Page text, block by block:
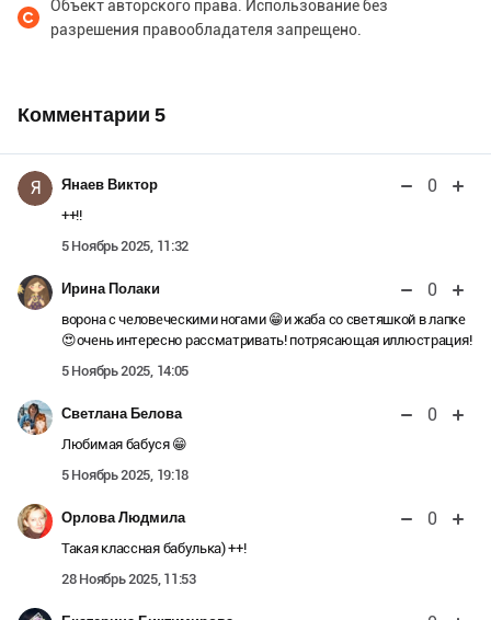
Объект авторского права. Использование без
разрешения правообладателя запрещено.
Комментарии 5
Я Янаев Виктор 0
++!!
5 Ноябрь 2025, 11:32
Ирина Полаки 0
ворона с человеческими ногами 😁и жаба со светяшкой в лапке
😍очень интересно рассматривать! потрясающая иллюстрация!
5 Ноябрь 2025, 14:05
Светлана Белова 0
Любимая бабуся 😁
5 Ноябрь 2025, 19:18
Орлова Людмила 0
Такая классная бабулька) ++!
28 Ноябрь 2025, 11:53